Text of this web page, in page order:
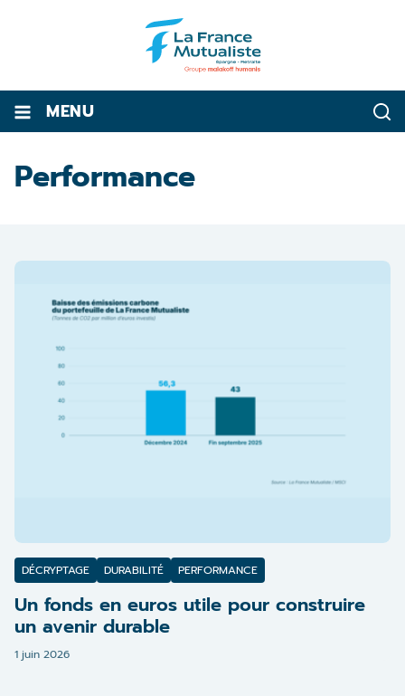
MENU
Performance
DÉCRYPTAGE DURABILITÉ PERFORMANCE
Un fonds en euros utile pour construire
un avenir durable
1 juin 2026